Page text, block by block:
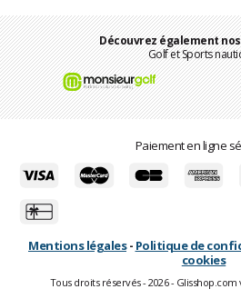
Découvrez également
Golf et Sports
Paiement en ligne
Mentions légales- Politique de
cookies
Tous droits réservés - 2026 -